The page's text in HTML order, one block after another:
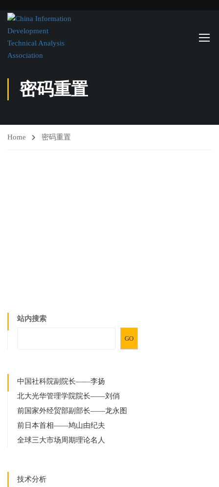
密码重置
Home 密码重置
站内搜索
GO
中国社科院副院长——李扬
北大光华管理学院院长——刘俏
前国家外经贸部副部长——龙永图
前日本首相——鸠山由纪夫
全球三大市场周期理论名人
技术分析